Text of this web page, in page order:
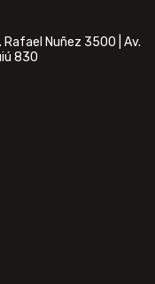
Rafael Nuñez 3500 | Av.
830